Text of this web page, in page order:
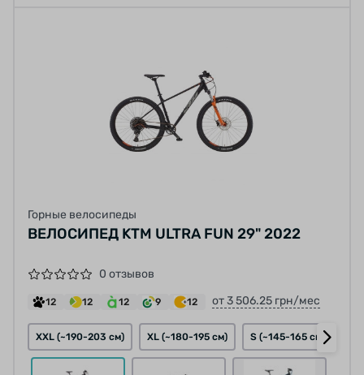
Горные велосипеды
ВЕЛОСИПЕД KTM ULTRA FUN 29" 2022
0 отзывов
12 12 12 9 12 от 3 506.25 грн/мес
XXL (~190-203 см) XL (~180-195 см) S (~145-165 см)